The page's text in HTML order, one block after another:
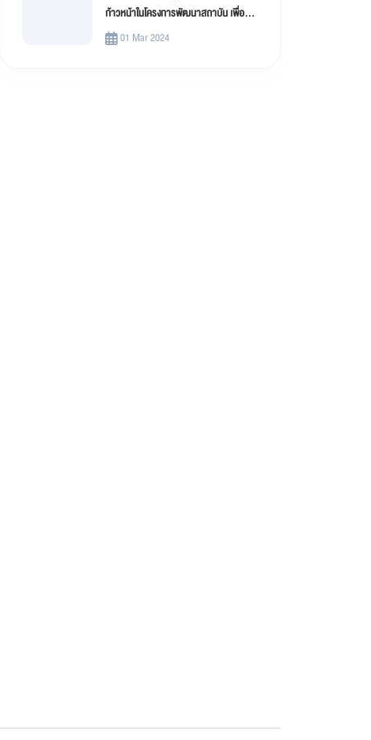
ก้าวหน้าในโครงการพัฒนาสถาบัน เพื่อขับ
เคลื่อน สถาบันเทคโนโลยีไทย-ญี่ปุ่น (TNI)
01 Mar 2024